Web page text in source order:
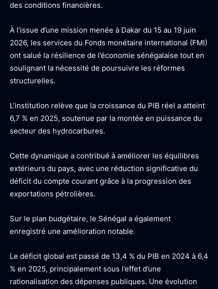
des conditions financières.
À l’issue d’une mission menée à Dakar du 15 au 19 juin
2026, les services du Fonds monétaire international (FMI)
ont salué la résilience de l’économie sénégalaise tout en
soulignant la nécessité de poursuivre les réformes
structurelles.
L’institution relève que la croissance du PIB réel a atteint
6,7 % en 2025, soutenue par la montée en puissance du
secteur des hydrocarbures.
Cette dynamique a contribué à améliorer les équilibres
extérieurs du pays, avec une réduction significative du
déficit du compte courant grâce à la progression des
exportations pétrolières.
Sur le plan budgétaire, le Sénégal a également
enregistré une amélioration notable.
Le déficit global est passé de 13,4 % du PIB en 2024 à 6,4
% en 2025, principalement sous l’effet d’une
rationalisation des dépenses publiques. Une évolution